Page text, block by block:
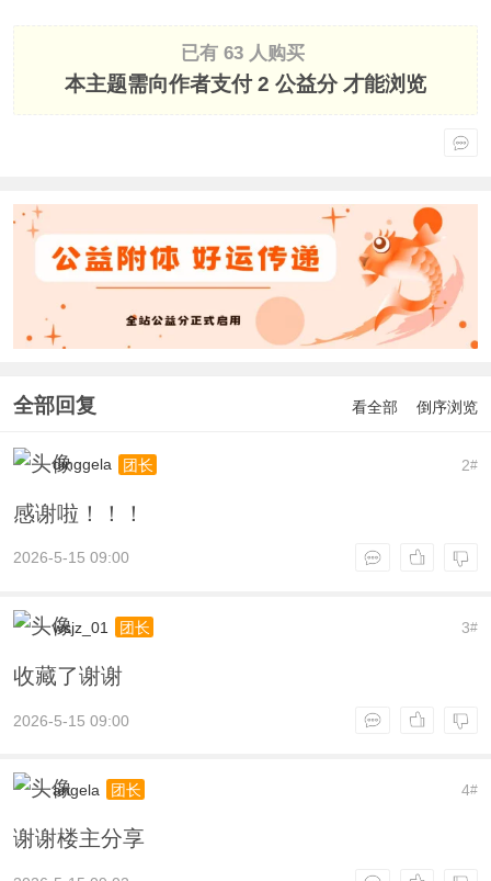
已有 63 人购买
本主题需向作者支付2 公益分才能浏览
全部回复 看全部 倒序浏览
2#
dinggela 团长
感谢啦！！！
2026-5-15 09:00
3#
wsjz_01 团长
收藏了谢谢
2026-5-15 09:00
4#
angela 团长
谢谢楼主分享